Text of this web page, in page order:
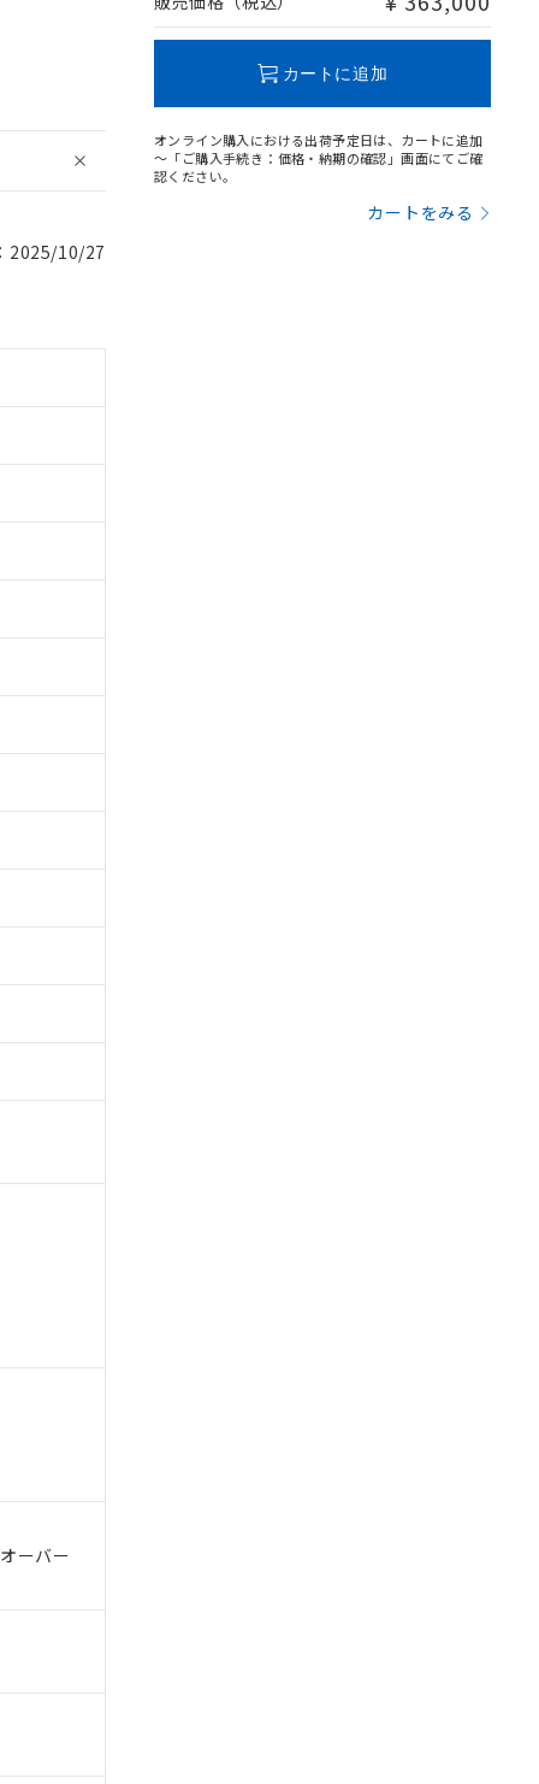
2025/10/27
ーバー
カートに追加
オンライン購入における出荷予定日は、カートに追加
～「ご購入手続き：価格・納期の確認」画面にてご確
認ください。
カートをみる
了承ください。
き作成されるも
をご了承くださ
です。
ありません。
です。
ず変更すること
1000ppm以下、
下、フタル酸ジブチ
) : 1000ppm、
可)を取得する
要な手段を講じ